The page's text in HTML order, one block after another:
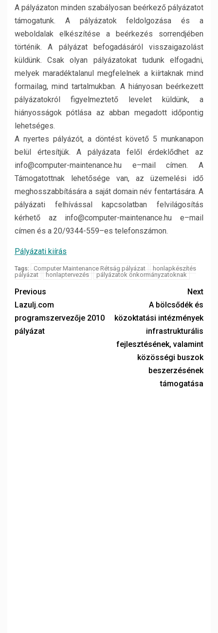
A pályázaton minden szabályosan beérkező pályázatot
támogatunk. A pályázatok feldolgozása és a
weboldalak elkészítése a beérkezés sorrendjében
történik. A pályázat befogadásáról visszaigazolást
küldünk. Csak olyan pályázatokat tudunk elfogadni,
melyek maradéktalanul megfelelnek a kiírtaknak mind
formailag, mind tartalmukban. A hiányosan beérkezett
pályázatokról figyelmeztető levelet küldünk, a
hiányosságok pótlása az abban megadott időpontig
lehetséges.
A nyertes pályázót, a döntést követő 5 munkanapon
belül értesítjük. A pályázata felől érdeklődhet az
info@computer-maintenance.hu e–mail címen. A
Támogatottnak lehetősége van, az üzemelési idő
meghosszabbítására a saját domain név fentartására. A
pályázati felhívással kapcsolatban felvilágosítás
kérhető az info@computer-maintenance.hu e–mail
címen és a 20/9344-559–es telefonszámon.
Pályázati kiírás
Tags: Computer Maintenance Rétság pályázat
honlapkészítés
pályázat
honlaptervezés pályázatok önkormányzatoknak
Previous
Lazulj.com
programszervezője 2010
pályázat
Next
A bölcsődék és
közoktatási intézmények
infrastrukturális
fejlesztésének, valamint
közösségi buszok
beszerzésének
támogatása